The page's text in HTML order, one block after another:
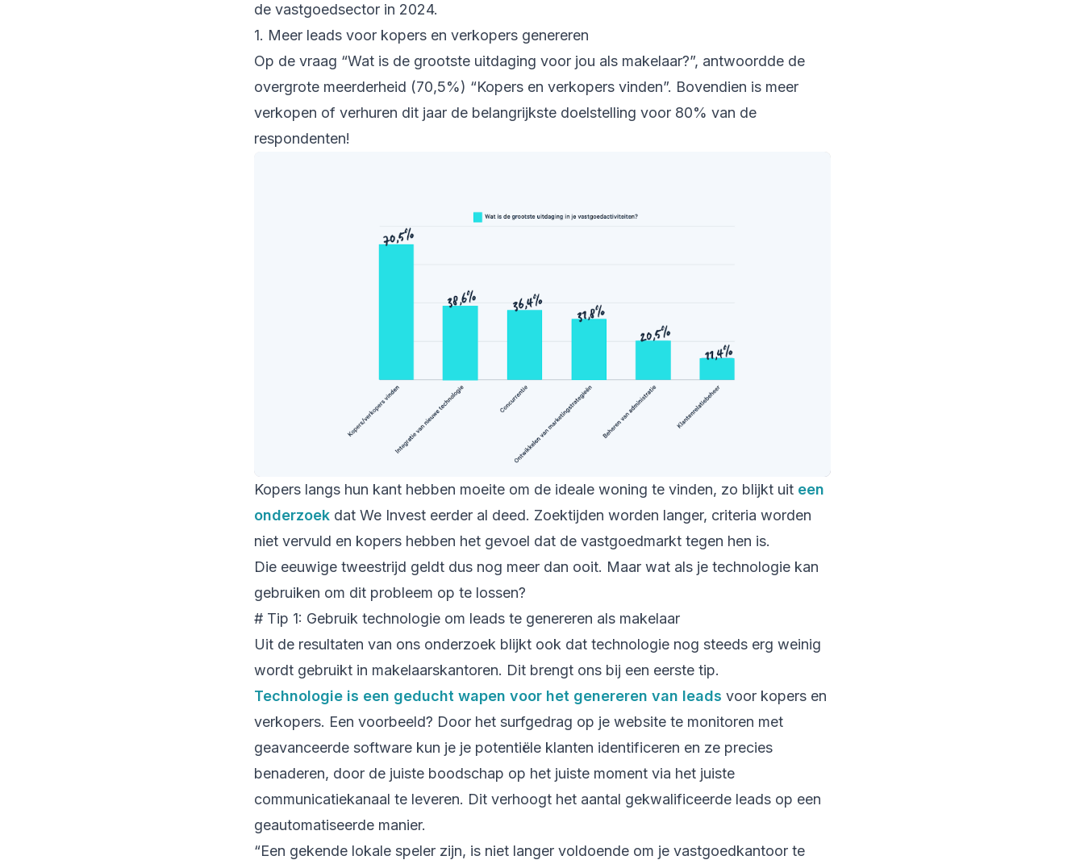
de vastgoedsector in 2024.
1. Meer leads voor kopers en verkopers genereren
Op de vraag “Wat is de grootste uitdaging voor jou als makelaar?”, antwoordde de
overgrote meerderheid (70,5%) “Kopers en verkopers vinden”. Bovendien is meer
verkopen of verhuren dit jaar de belangrijkste doelstelling voor 80% van de
respondenten!
Kopers langs hun kant hebben moeite om de ideale woning te vinden, zo blijkt uit een
onderzoek dat We Invest eerder al deed. Zoektijden worden langer, criteria worden
niet vervuld en kopers hebben het gevoel dat de vastgoedmarkt tegen hen is.
Die eeuwige tweestrijd geldt dus nog meer dan ooit. Maar wat als je technologie kan
gebruiken om dit probleem op te lossen?
# Tip 1: Gebruik technologie om leads te genereren als makelaar
Uit de resultaten van ons onderzoek blijkt ook dat technologie nog steeds erg weinig
wordt gebruikt in makelaarskantoren. Dit brengt ons bij een eerste tip.
Technologie is een geducht wapen voor het genereren van leads voor kopers en
verkopers. Een voorbeeld? Door het surfgedrag op je website te monitoren met
geavanceerde software kun je je potentiële klanten identificeren en ze precies
benaderen, door de juiste boodschap op het juiste moment via het juiste
communicatiekanaal te leveren. Dit verhoogt het aantal gekwalificeerde leads op een
geautomatiseerde manier.
“Een gekende lokale speler zijn, is niet langer voldoende om je vastgoedkantoor te